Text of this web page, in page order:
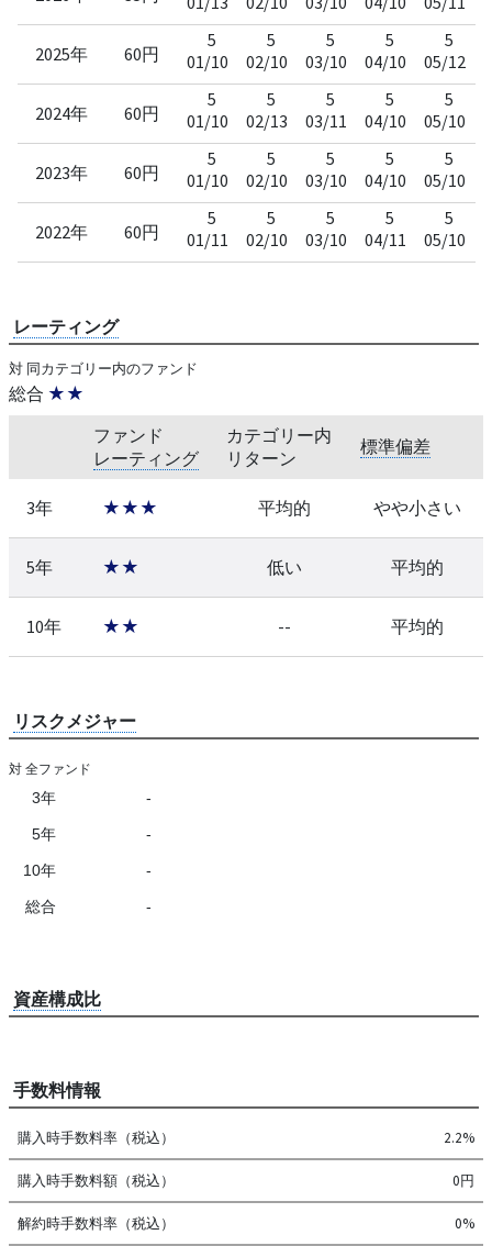
2025年 60円
5
01/10
5
02/10
5
03/10
5
04/10
5
05/12
2024年 60円
5
01/10
5
02/13
5
03/11
5
04/10
5
05/10
2023年 60円
5
01/10
5
02/10
5
03/10
5
04/10
5
05/10
2022年 60円
5
01/11
5
02/10
5
03/10
5
04/11
5
05/10
レーティング
対 同カテゴリー内のファンド
総合 ★★
ファンド
レーティング
カテゴリー内
リターン
標準偏差
3年 ★★★ 平均的 やや小さい
5年 ★★ 低い 平均的
10年 ★★ -- 平均的
リスクメジャー
対 全ファンド
3年 -
5年 -
10年 -
総合 -
資産構成比
手数料情報
購入時手数料率（税込） 2.2%
購入時手数料額（税込） 0円
解約時手数料率（税込） 0%